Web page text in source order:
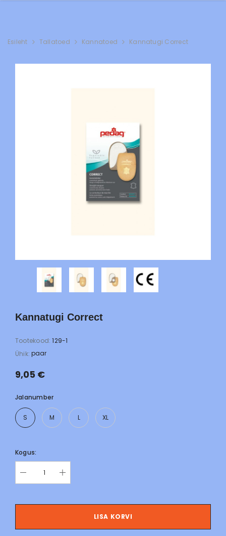
Esileht Tallatoed Kannatoed Kannatugi Correct
Kannatugi Correct
Tootekood: 129-1
Ühik: paar
9,05 €
Jalanumber
S M L XL
Kogus:
LISA KORVI